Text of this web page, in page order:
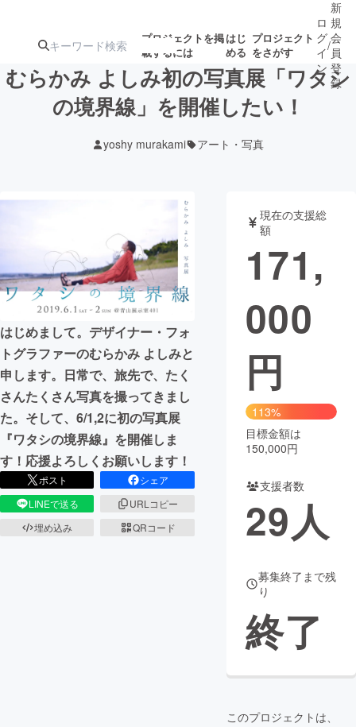
プロジェクトを掲
載するには
はじ
める
プロジェクト
をさがす
ターン
ジェクト
募集終了が近いプ
ロジェクト
音楽
テクノロジー・ガジェット ゲーム・サ
映像・映画
ビジネス・起業
まちづくり・地域活性化
CAMPFIRE for Social Good
CAMPFIRE Creation
CAMPFIREふるさと納税 machi-ya コミュニティ
ロ
グ
イ
ン
/
新
規
会
員
登
録
むらかみ よしみ初の写真展「ワタシ
の境界線」を開催したい！
yoshy murakami アート・写真
はじめまして。デザイナー・フォ
トグラファーのむらかみ よしみと
申します。日常で、旅先で、たく
さんたくさん写真を撮ってきまし
た。そして、6/1,2に初の写真展
『ワタシの境界線』を開催しま
す！応援よろしくお願いします！
ポスト
シェア
LINEで送る
URLコピー
埋め込み
QRコード
現在の支援総
額
171,
000
円
113%
目標金額は
150,000円
支援者数
29人
募集終了まで残
り
終了
このプロジェクトは、